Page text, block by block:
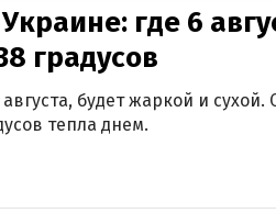
где 6
градусов
августа, будет жаркой и
тепла днем.